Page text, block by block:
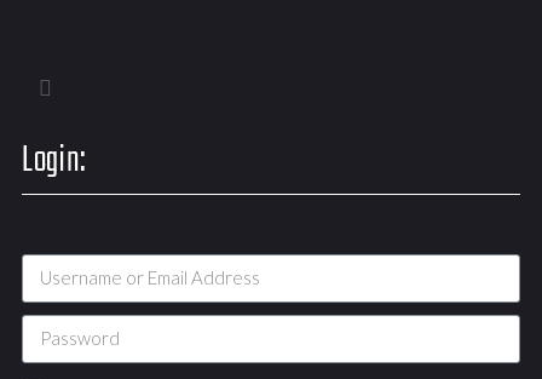
Login: